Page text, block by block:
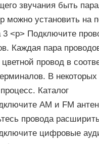
звучания быть
можно установить на
3 <р> Подключите
Каждая пара
цветной провод в
В
Каталог
AM и FM
провода
цифровые